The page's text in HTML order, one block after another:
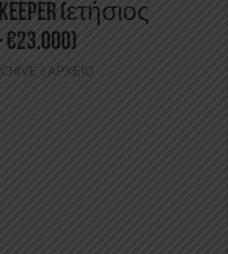
(ετήσιος
/ ΑΡΧΕΙΟ